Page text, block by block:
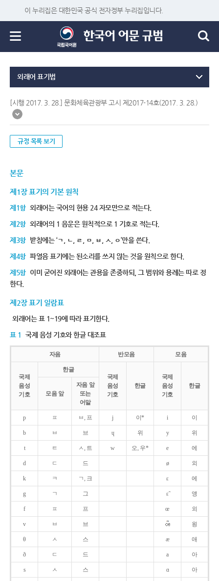
이 누리집은 대한민국 공식 전자정부 누리집입니다.
외래어 표기법
[시행 2017. 3. 28.] 문화체육관광부 고시 제2017-14호(2017. 3. 28.)
규정 목록 보기
본문
제1장 표기의 기본 원칙
제1항 외래어는 국어의 현용 24 자모만으로 적는다.
제2항 외래어의 1 음운은 원칙적으로 1 기호로 적는다.
제3항 받침에는 ‘ㄱ, ㄴ, ㄹ, ㅁ, ㅂ, ㅅ, ㅇ’만을 쓴다.
제4항 파열음 표기에는 된소리를 쓰지 않는 것을 원칙으로 한다.
제5항 이미 굳어진 외래어는 관용을 존중하되, 그 범위와 용례는 따로 정
한다.
제2장 표기 일람표
외래어는 표 1~19에 따라 표기한다.
표 1 국제 음성 기호와 한글 대조표
자음 반모음 모음
국제
음성
기호
한글
국제
음성
기호
한글
국제
음성
기호
한글
모음 앞
자음 앞
또는
어말
p ㅍ ㅂ, 프 j 이* i 이
b ㅂ 브 ɥ 위 y 위
t ㅌ ㅅ, 트 w 오, 우* e 에
d ㄷ 드 ø 외
k ㅋ ㄱ, 크 ɛ 에
g ㄱ 그 ɛ̃ 앵
f ㅍ 프 œ 외
v ㅂ 브 욍
θ ㅅ 스 æ 애
ð ㄷ 드 a 아
s ㅅ 스 ɑ 아